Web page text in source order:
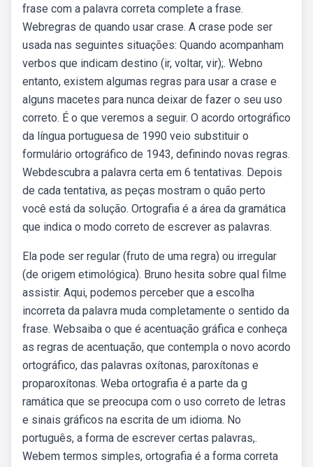
frase com a palavra correta complete a frase.
Webregras de quando usar crase. A crase pode ser
usada nas seguintes situações: Quando acompanham
verbos que indicam destino (ir, voltar, vir);. Webno
entanto, existem algumas regras para usar a crase e
alguns macetes para nunca deixar de fazer o seu uso
correto. É o que veremos a seguir. O acordo ortográfico
da língua portuguesa de 1990 veio substituir o
formulário ortográfico de 1943, definindo novas regras.
Webdescubra a palavra certa em 6 tentativas. Depois
de cada tentativa, as peças mostram o quão perto
você está da solução. Ortografia é a área da gramática
que indica o modo correto de escrever as palavras.
Ela pode ser regular (fruto de uma regra) ou irregular
(de origem etimológica). Bruno hesita sobre qual filme
assistir. Aqui, podemos perceber que a escolha
incorreta da palavra muda completamente o sentido da
frase. Websaiba o que é acentuação gráfica e conheça
as regras de acentuação, que contempla o novo acordo
ortográfico, das palavras oxítonas, paroxítonas e
proparoxítonas. Weba ortografia é a parte da g
ramática que se preocupa com o uso correto de letras
e sinais gráficos na escrita de um idioma. No
português, a forma de escrever certas palavras,.
Webem termos simples, ortografia é a forma correta